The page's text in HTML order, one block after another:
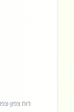
רוח צפון-